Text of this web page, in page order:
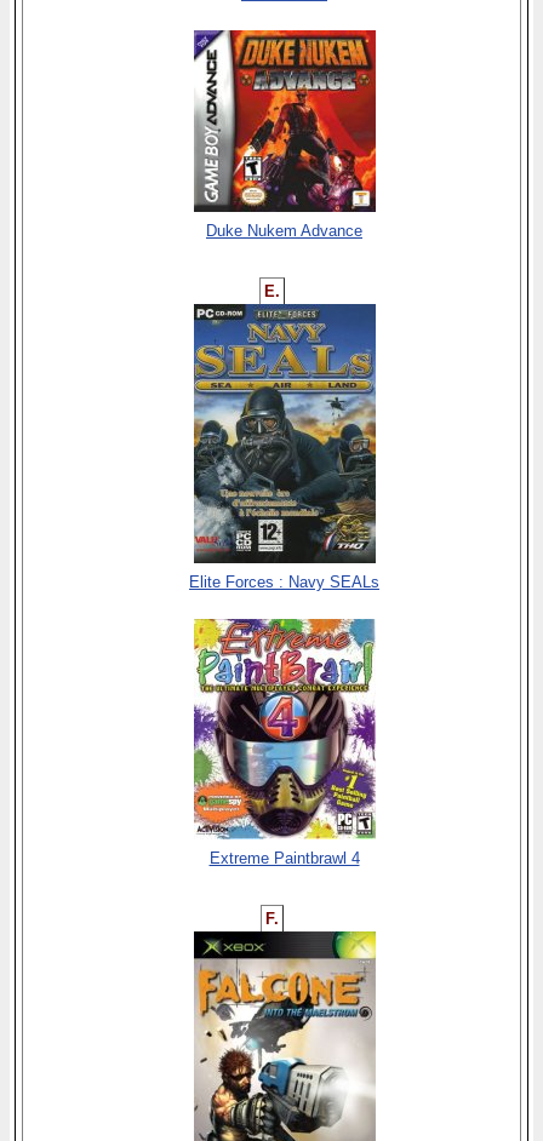
Duke Nukem Advance
E.
Elite Forces : Navy SEALs
Extreme Paintbrawl 4
F.